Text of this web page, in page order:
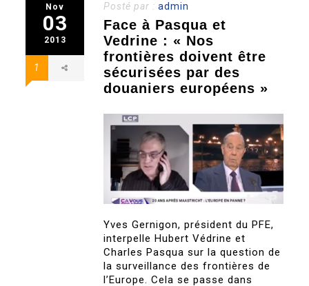
Nov
03
2013
1
Posté par :admin
Face à Pasqua et
Vedrine : « Nos
frontières doivent être
sécurisées par des
douaniers européens »
Yves Gernigon, président du PFE,
interpelle Hubert Védrine et
Charles Pasqua sur la question de
la surveillance des frontières de
l’Europe. Cela se passe dans